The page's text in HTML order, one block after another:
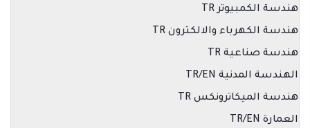
هندسة الكمبيوتر TR
هندسة الكهرباء والالكترون TR
هندسة صناعية TR
الهندسة المدنية TR/EN
هندسة الميكاترونكس TR
العمارة TR/EN